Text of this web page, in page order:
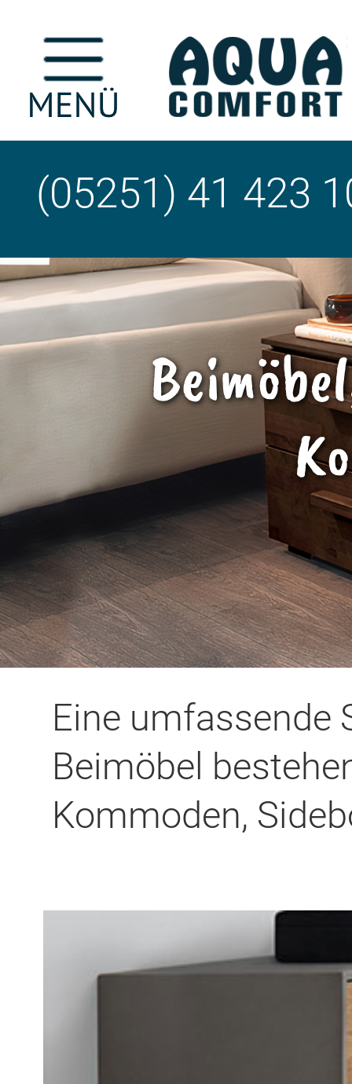
(05251) 41 423
Eine umfassende
Beimöbel
Kommoden,